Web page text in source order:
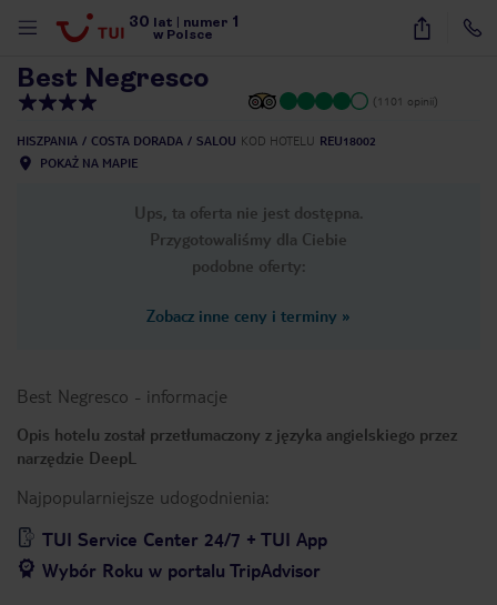
30 lat numer 1
w Polsce
49
Best Negresco
(1101 opinii)
HISZPANIA COSTA DORADA SALOU KOD HOTELU REU18002
POKAŻ NA MAPIE
Ups, ta oferta nie jest dostępna.
Przygotowaliśmy dla Ciebie
podobne oferty:
Zobacz inne ceny i terminy »
Best Negresco - informacje
Opis hotelu został przetłumaczony z języka angielskiego przez
narzędzie DeepL
Najpopularniejsze udogodnienia:
TUI Service Center 24/7 + TUI App
Wybór Roku w portalu TripAdvisor